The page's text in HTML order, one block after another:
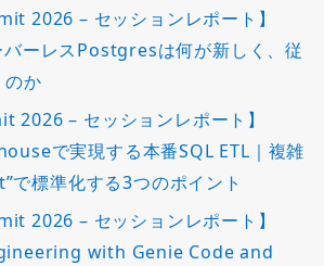
2026 – セッションレポート】
ーレスPostgresは何が新しく、従
のか
2026 – セッションレポート】
で実現する本番SQL ETL｜複雑
で標準化する3つのポイント
2026 – セッションレポート】
with Genie Code and